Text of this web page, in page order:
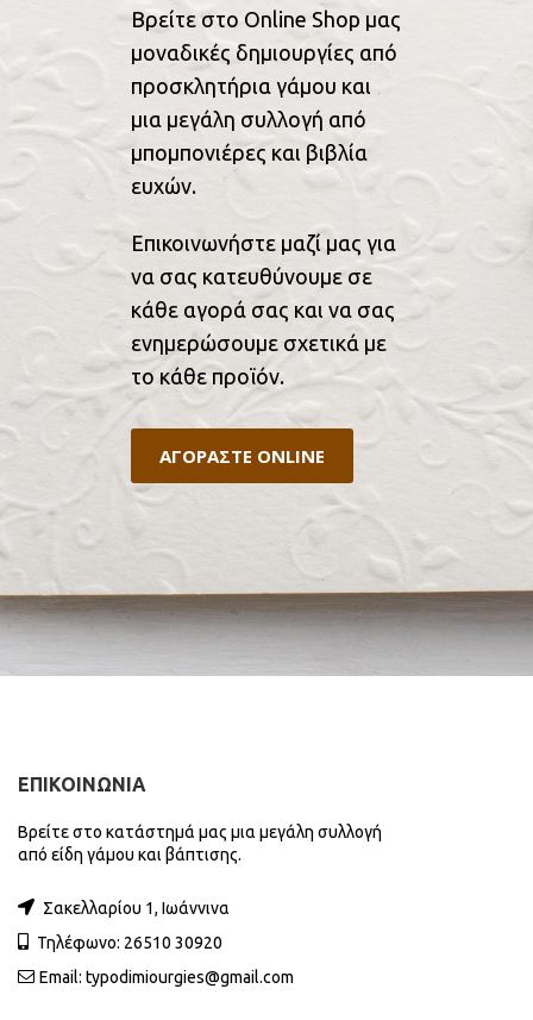
Βρείτε στο Online Shop μας
μοναδικές δημιουργίες από
προσκλητήρια γάμου και
μια μεγάλη συλλογή από
μπομπονιέρες και βιβλία
ευχών.
Επικοινωνήστε μαζί μας για
να σας κατευθύνουμε σε
κάθε αγορά σας και να σας
ενημερώσουμε σχετικά με
το κάθε προϊόν.
ΑΓΟΡΑΣΤΕ ONLINE
ΕΠΙΚΟΙΝΩΝΙΑ
Βρείτε στο κατάστημά μας μια μεγάλη συλλογή
από είδη γάμου και βάπτισης.
Σακελλαρίου 1, Ιωάννινα
Τηλέφωνο: 26510 30920
Email: typodimiourgies@gmail.com